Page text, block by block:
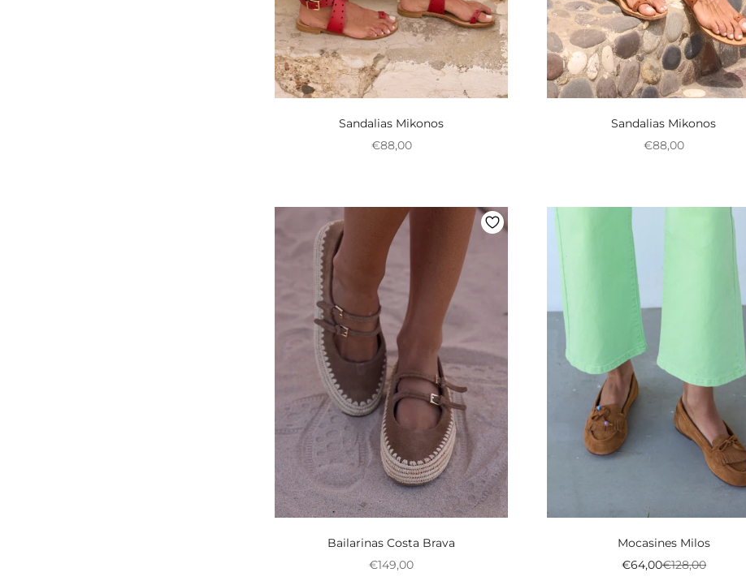
Sandalias Mikonos
Preço promocional
€88,00
Sandalias Mikonos
Preço promocional
€88,00
Bailarinas Costa Brava
Preço promocional
€149,00
Mocasines Milos
Preço promocional
€64,00Preço normal
€128,00